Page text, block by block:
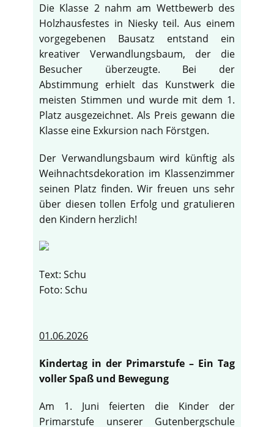
Die Klasse 2 nahm am Wettbewerb des
Holzhausfestes in Niesky teil. Aus einem
vorgegebenen Bausatz entstand ein
kreativer Verwandlungsbaum, der die
Besucher überzeugte. Bei der
Abstimmung erhielt das Kunstwerk die
meisten Stimmen und wurde mit dem 1.
Platz ausgezeichnet. Als Preis gewann die
Klasse eine Exkursion nach Förstgen.
Der Verwandlungsbaum wird künftig als
Weihnachtsdekoration im Klassenzimmer
seinen Platz finden. Wir freuen uns sehr
über diesen tollen Erfolg und gratulieren
den Kindern herzlich!
Text: Schu
Foto: Schu
01.06.2026
Kindertag in der Primarstufe – Ein Tag
voller Spaß und Bewegung
Am 1. Juni feierten die Kinder der
Primarstufe unserer Gutenbergschule